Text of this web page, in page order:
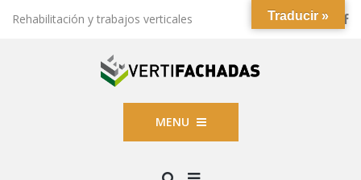
Rehabilitación y trabajos verticales
MENU
Traducir »